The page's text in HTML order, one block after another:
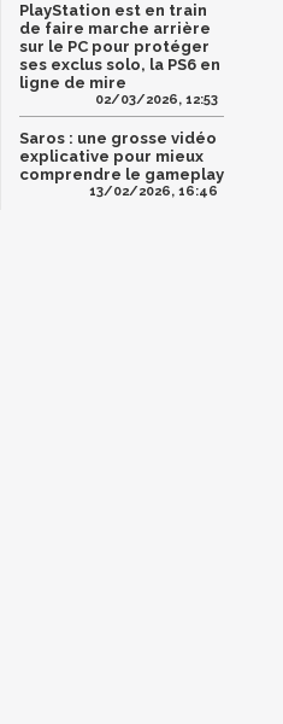
PlayStation est en train
de faire marche arrière
sur le PC pour protéger
ses exclus solo, la PS6 en
ligne de mire
02/03/2026, 12:53
Saros : une grosse vidéo
explicative pour mieux
comprendre le gameplay
13/02/2026, 16:46